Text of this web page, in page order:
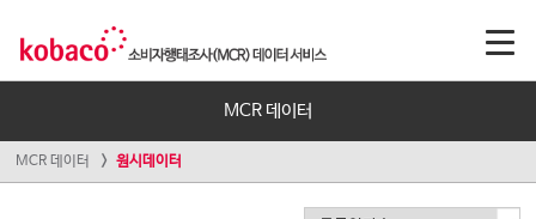
MCR 데이터
MCR 데이터 원시데이터